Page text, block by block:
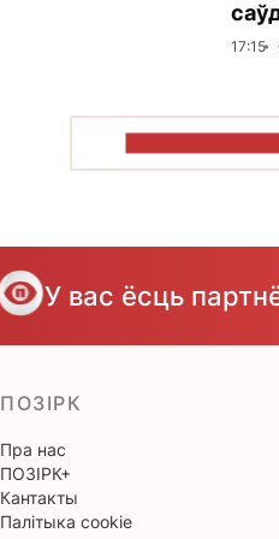
17:15
У вас ёсць
ПОЗІРК
Пра нас
ПОЗІРК+
Кантакты
Палітыка cookie